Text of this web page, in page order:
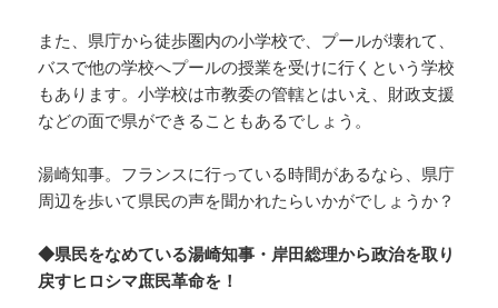
また、県庁から徒歩圏内の小学校で、プールが壊れて、
バスで他の学校へプールの授業を受けに行くという学校
もあります。小学校は市教委の管轄とはいえ、財政支援
などの面で県ができることもあるでしょう。
湯崎知事。フランスに行っている時間があるなら、県庁
周辺を歩いて県民の声を聞かれたらいかがでしょうか？
◆県民をなめている湯崎知事・岸田総理から政治を取り
戻すヒロシマ庶民革命を！